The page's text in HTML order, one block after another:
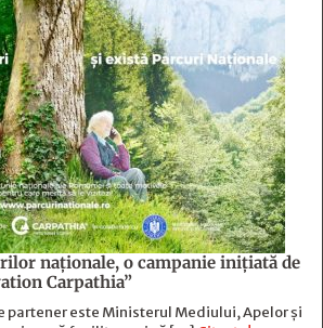
naționale, o campanie inițiată de
Carpathia”
partener este Ministerul Mediului, Apelor și